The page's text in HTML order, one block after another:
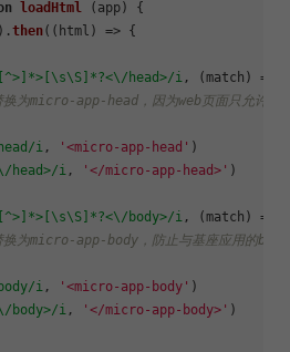
loadHtml (app) {
).then( ( html ) => {
head>/i , (match ) =>
为micro-app-head，因为web页面只允许有
i , '<micro-app-head' )
head>/i , '</micro-app-head>' )
body>/i , (match ) =>
为micro-app-body，防止与基座应用的body
i , '<micro-app-body' )
body>/i , '</micro-app-body>' )